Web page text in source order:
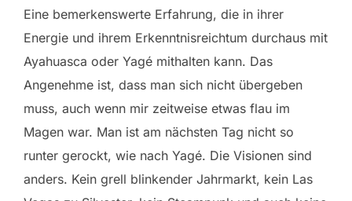
Eine bemerkenswerte Erfahrung, die in ihrer
Energie und ihrem Erkenntnisreichtum durchaus mit
Ayahuasca oder Yagé mithalten kann. Das
Angenehme ist, dass man sich nicht übergeben
muss, auch wenn mir zeitweise etwas flau im
Magen war. Man ist am nächsten Tag nicht so
runter gerockt, wie nach Yagé. Die Visionen sind
anders. Kein grell blinkender Jahrmarkt, kein Las